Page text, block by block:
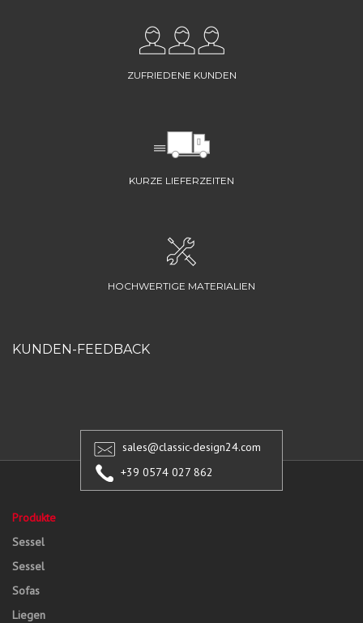
ZUFRIEDENE KUNDEN
KURZE LIEFERZEITEN
HOCHWERTIGE MATERIALIEN
KUNDEN-FEEDBACK
sales@classic-design24.com
+39 0574 027 862
Produkte
Sessel
Sessel
Sofas
Liegen